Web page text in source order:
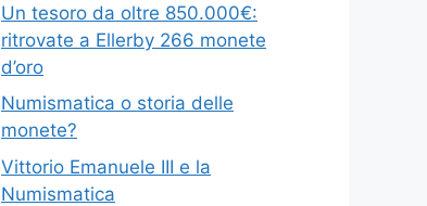
Un tesoro da oltre 850.000€:
ritrovate a Ellerby 266 monete
d’oro
Numismatica o storia delle
monete?
Vittorio Emanuele III e la
Numismatica